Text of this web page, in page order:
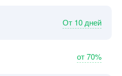
От 10 дней
от 70%